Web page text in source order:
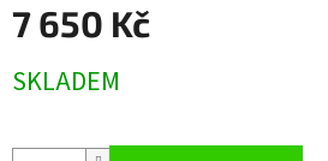
7 650 Kč
cena:
SKLADEM